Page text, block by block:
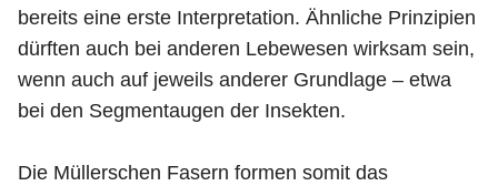
bereits eine erste Interpretation. Ähnliche Prinzipien
dürften auch bei anderen Lebewesen wirksam sein,
wenn auch auf jeweils anderer Grundlage – etwa
bei den Segmentaugen der Insekten.
Die Müllerschen Fasern formen somit das